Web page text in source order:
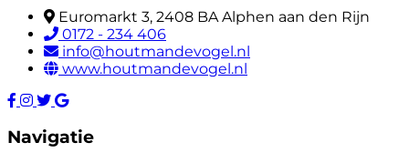
Euromarkt 3, 2408 BA Alphen aan den Rijn
0172 - 234 406
info@houtmandevogel.nl
www.houtmandevogel.nl
Navigatie